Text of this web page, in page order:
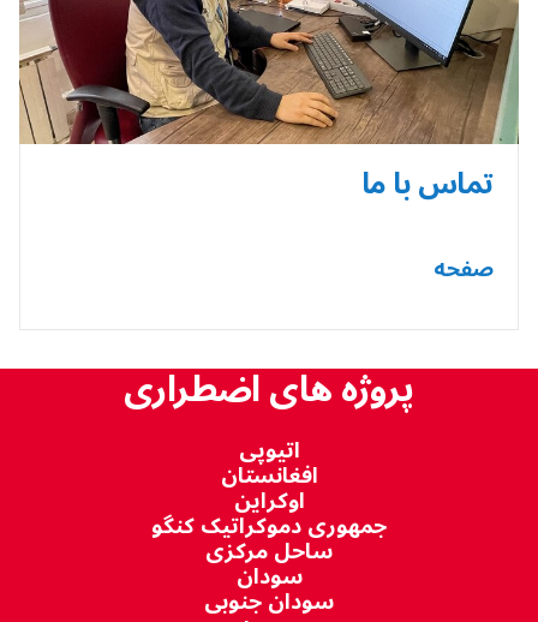
تماس با ما
صفحه
پروژه های اضطراری
اتیوپی
افغانستان
اوکراین
جمهوری دموکراتیک کنگو
ساحل مرکزی
سودان
سودان جنوبی